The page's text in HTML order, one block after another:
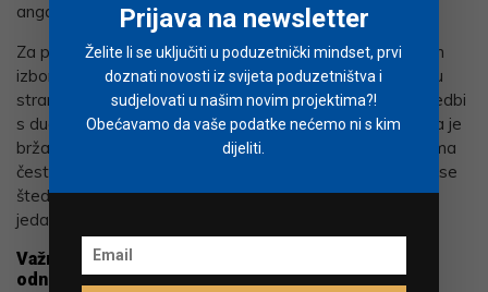
angažmana.
Za poduzetnike, medijacija predstavlja posebno razuman
izbor. Prije svega, troškovi su predvidivi i dijele se između
stranaka, što značajno smanjuje financijski teret u usporedbi
s dugotrajnim sudskim postupcima. Osim toga, medijacija je
brža – sporovi koji bi na sudu trajali mjesecima ili godinama
često se mogu riješiti u svega nekoliko sastanaka. Time se
štede ne samo novac, već i vrijeme, koje je u poslovanju
jedan od najvrjednijih resursa.
Važna prednost medijacije jest očuvanje poslovnih
odnosa
Prijava na newsletter
Želite li se uključiti u poduzetnički mindset, prvi
doznati novosti iz svijeta poduzetništva i
sudjelovati u našim novim projektima?!
Obećavamo da vaše podatke nećemo ni s kim
dijeliti.